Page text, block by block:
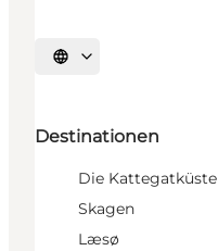
Sprache auswählen
Destinationen
Die Kattegatküste
Skagen
Læsø